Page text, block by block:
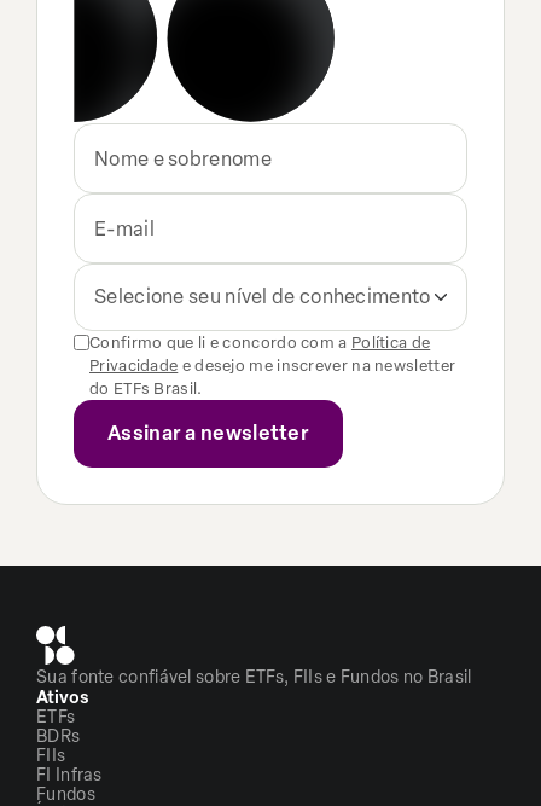
Selecione seu nível de conhecimento
Confirmo que li e concordo com a Política de
Privacidade e desejo me inscrever na newsletter
do ETFs Brasil.
Sua fonte confiável sobre ETFs, FIIs e Fundos no Brasil
Ativos
ETFs
BDRs
FIIs
FI Infras
Fundos